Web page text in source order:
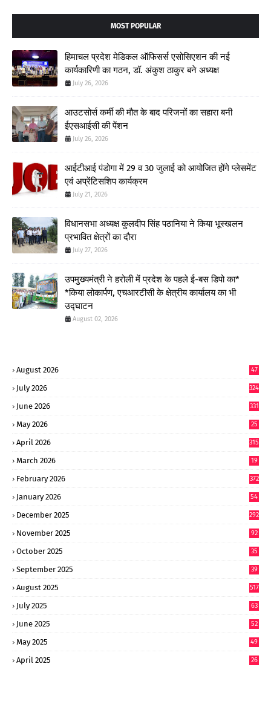
MOST POPULAR
हिमाचल प्रदेश मेडिकल ऑफिसर्स एसोसिएशन की नई
कार्यकारिणी का गठन, डॉ. अंकुश ठाकुर बने अध्यक्ष
July 26, 2026
आउटसोर्स कर्मी की मौत के बाद परिजनों का सहारा बनी
ईएसआईसी की पेंशन
July 26, 2026
आईटीआई पंडोगा में 29 व 30 जुलाई को आयोजित होंगे प्लेसमेंट
एवं अप्रेंटिसशिप कार्यक्रम
July 21, 2026
विधानसभा अध्यक्ष कुलदीप सिंह पठानिया ने किया भूस्खलन
प्रभावित क्षेत्रों का दौरा
July 27, 2026
उपमुख्यमंत्री ने हरोली में प्रदेश के पहले ई-बस डिपो का*
*किया लोकार्पण, एचआरटीसी के क्षेत्रीय कार्यालय का भी
उद्घाटन
August 02, 2026
August 2026 47
July 2026 324
June 2026 331
May 2026
25
April 2026 315
March 2026
19
February 2026 372
January 2026
54
December 2025 292
November 2025 92
October 2025 35
September 2025
39
August 2025 517
July 2025
63
June 2025
52
May 2025
49
April 2025 26